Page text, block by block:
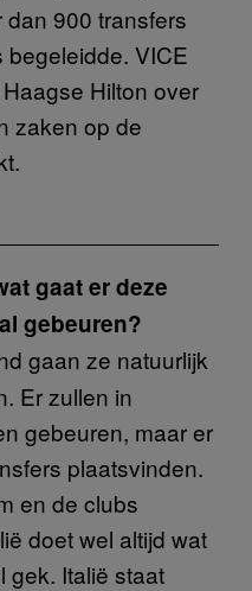
900 transfers
VICE
Hilton over
zaken op de
gaat er deze
gebeuren?
gaan ze natuurlijk
Er zullen in
gebeuren, maar er
plaatsvinden.
en de clubs
doet wel altijd wat
gek. Italië staat